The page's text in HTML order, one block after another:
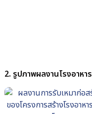
2. รูปภาพผลงานโรงอาหาร